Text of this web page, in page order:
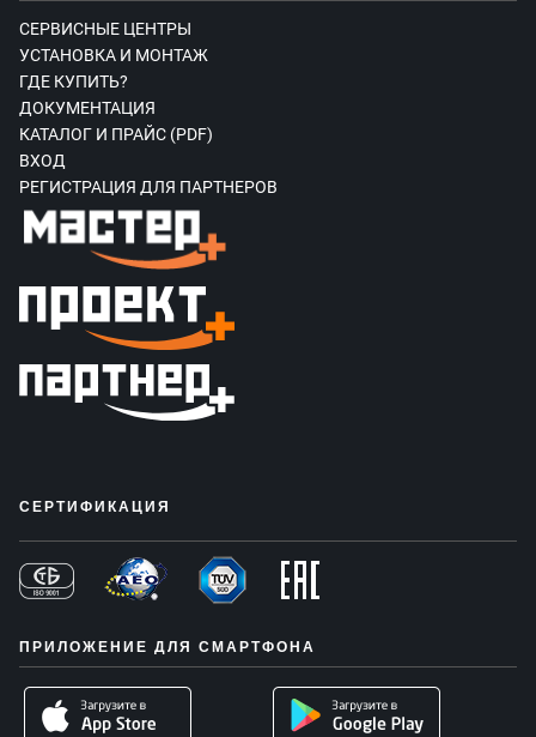
СЕРВИСНЫЕ ЦЕНТРЫ
УСТАНОВКА И МОНТАЖ
ГДЕ КУПИТЬ?
ДОКУМЕНТАЦИЯ
КАТАЛОГ И ПРАЙС (PDF)
ВХОД
РЕГИСТРАЦИЯ ДЛЯ ПАРТНЕРОВ
СЕРТИФИКАЦИЯ
ПРИЛОЖЕНИЕ ДЛЯ СМАРТФОНА